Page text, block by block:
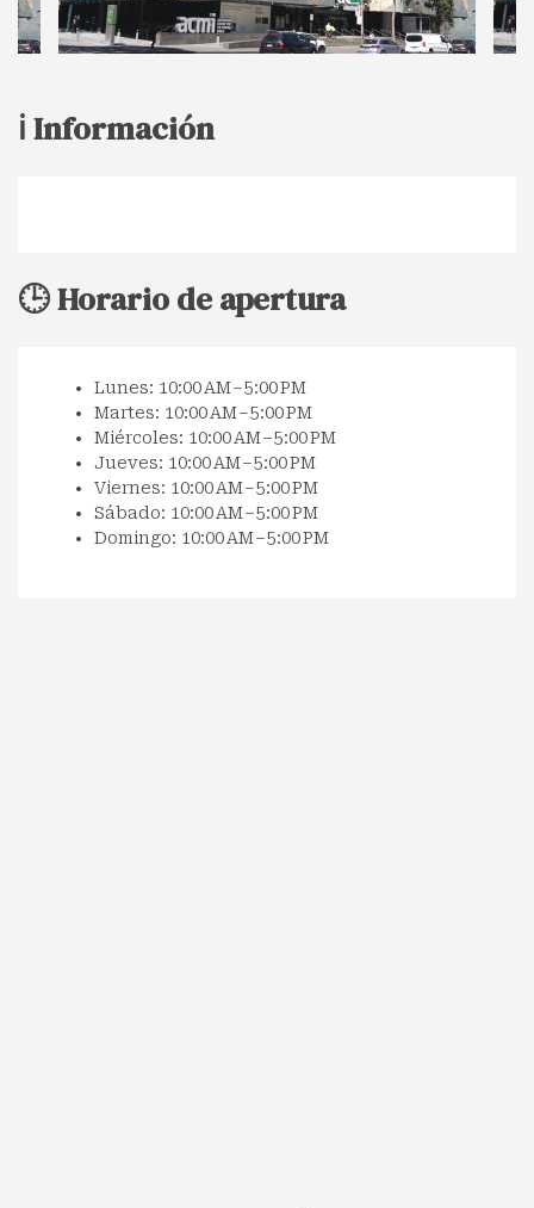
ℹ️ Información
🕒 Horario de apertura
Lunes: 10:00 AM – 5:00 PM
Martes: 10:00 AM – 5:00 PM
Miércoles: 10:00 AM – 5:00 PM
Jueves: 10:00 AM – 5:00 PM
Viernes: 10:00 AM – 5:00 PM
Sábado: 10:00 AM – 5:00 PM
Domingo: 10:00 AM – 5:00 PM